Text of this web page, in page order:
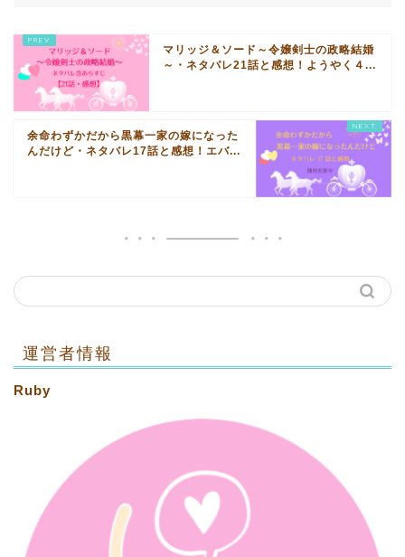
マリッジ＆ソード～令嬢剣士の政略結婚
～・ネタバレ21話と感想！ようやく４...
余命わずかだから黒幕一家の嫁になった
んだけど・ネタバレ17話と感想！エバ...
運営者情報
Ruby